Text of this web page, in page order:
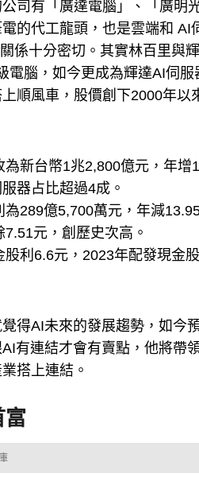
司有「廣達電腦」、「廣明
的代工龍頭，也是雲端和 AI
係十分密切。其實林百里與
電腦，如今更成為輝達AI伺
順風車，股價創下2000年以
為新台幣1兆2,800億元，年
器占比超過4成。
289億5,700萬元，年減
元，創歷史次高。
利6.6元，2023年配發現金
得AI未來的發展趨勢，如今
有連結才會有賣點，他將帶
搭上連結。
富